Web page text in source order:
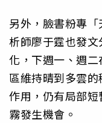
另外，臉書粉專
析師廖于霆也發
化，下週一、週
區維持晴到多雲
作用，仍有局部
霧發生機會。